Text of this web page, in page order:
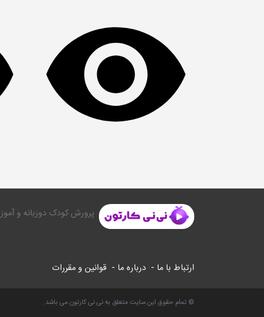
پرورش کودک دوزبانه و
ارتباط با ما - درباره ما - قوانین و مقررات
© تمام حقوق این سایت متعلق به نی نی کارتون می باشد.